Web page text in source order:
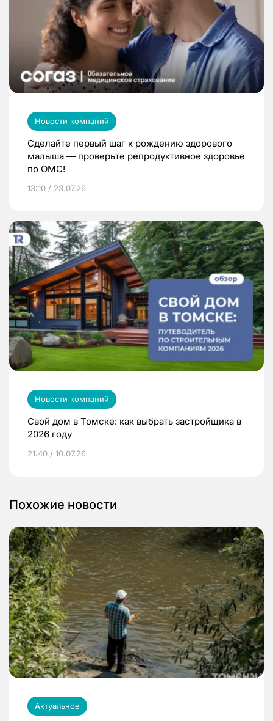
Новости компаний
Сделайте первый шаг к рождению здорового
малыша — проверьте репродуктивное здоровье
по ОМС!
13:10 / 23.07.26
Новости компаний
Свой дом в Томске: как выбрать застройщика в
2026 году
21:40 / 10.07.26
Похожие новости
Актуальное